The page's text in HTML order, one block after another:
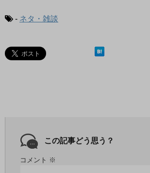
- ネタ・雑談
この記事どう思う？
コメント ※